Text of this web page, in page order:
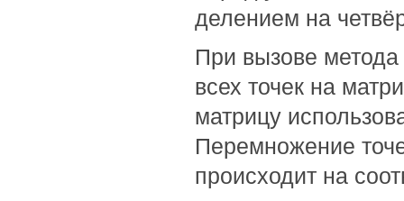
делением на
При вызове
всех точек на
матрицу
Перемножение
происходит на